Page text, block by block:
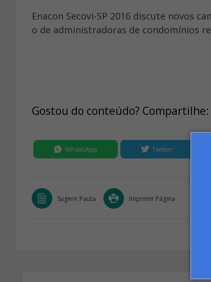
Enacon Secovi-SP 2016 discute novos
o de administradoras de condomínios
Gostou do conteúdo? Compartilhe:
WhatsApp Twitter
Sugerir Pauta Imprimir Página